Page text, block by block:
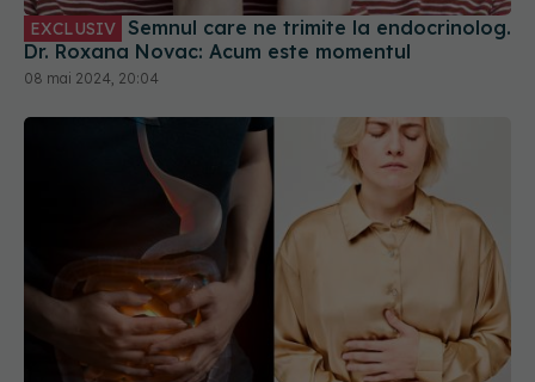
EXCLUSIV
Dr. Roxana Novac: Acum este momentul
08 mai 2024, 20:04